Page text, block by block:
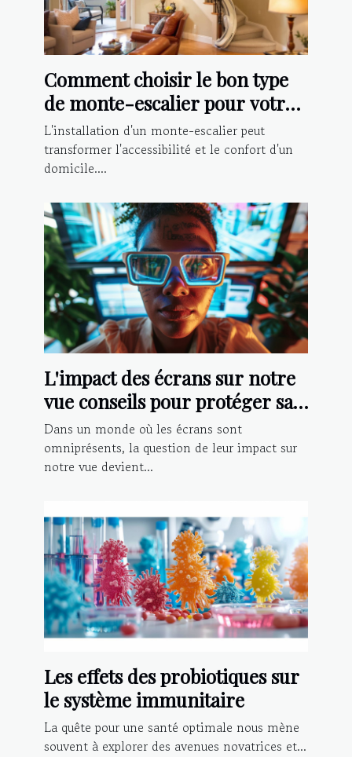
Comment choisir le bon type
de monte-escalier pour votre
domicile ?
L'installation d'un monte-escalier peut
transformer l'accessibilité et le confort d'un
domicile....
L'impact des écrans sur notre
vue conseils pour protéger sa
vision à l'ère numérique
Dans un monde où les écrans sont
omniprésents, la question de leur impact sur
notre vue devient...
Les effets des probiotiques sur
le système immunitaire
La quête pour une santé optimale nous mène
souvent à explorer des avenues novatrices et...